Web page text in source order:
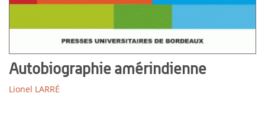
Autobiographie amérindienne
Lionel LARRÉ